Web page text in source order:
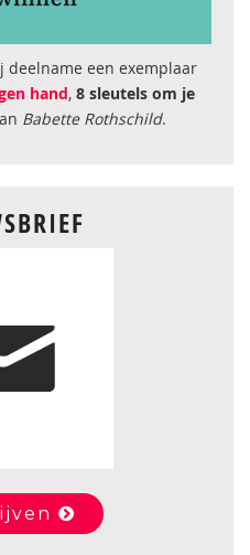
deelname een exemplaar
hand, 8 sleutels om je
Babette Rothschild.